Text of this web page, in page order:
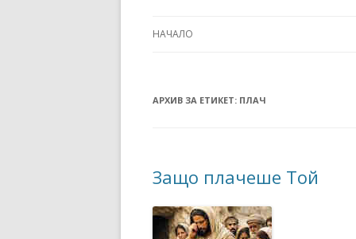
НАЧАЛО
АРХИВ ЗА ЕТИКЕТ: ПЛАЧ
Защо плачеше Той